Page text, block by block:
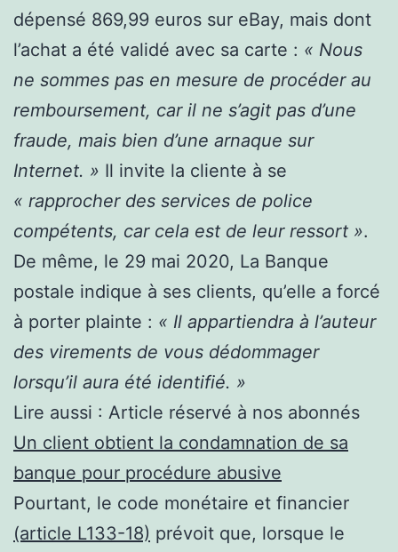
dépensé 869,99 euros sur eBay, mais dont
l’achat a été validé avec sa carte : « Nous
ne sommes pas en mesure de procéder au
remboursement, car il ne s’agit pas d’une
fraude, mais bien d’une arnaque sur
Internet. » Il invite la cliente à se
« rapprocher des services de police
compétents, car cela est de leur ressort ».
De même, le 29 mai 2020, La Banque
postale indique à ses clients, qu’elle a forcé
à porter plainte : « Il appartiendra à l’auteur
des virements de vous dédommager
lorsqu’il aura été identifié. »
Lire aussi : Article réservé à nos abonnés
Un client obtient la condamnation de sa
banque pour procédure abusive
Pourtant, le code monétaire et financier
(article L133-18) prévoit que, lorsque le